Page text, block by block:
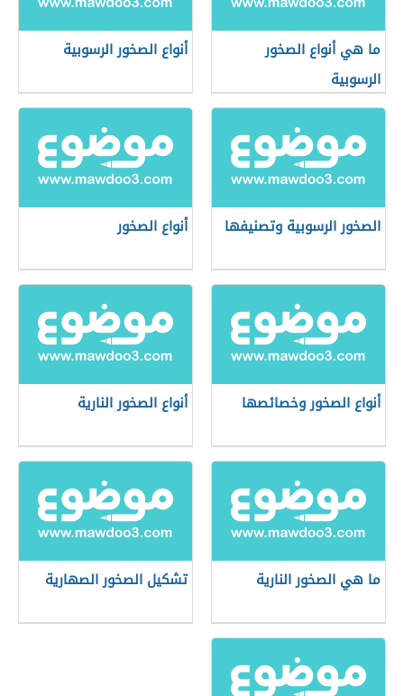
ما هي أنواع الصخور
الرسوبية
أنواع الصخور الرسوبية
الصخور الرسوبية وتصنيفها أنواع الصخور
أنواع الصخور وخصائصها أنواع الصخور النارية
ما هي الصخور النارية تشكيل الصخور الصهارية